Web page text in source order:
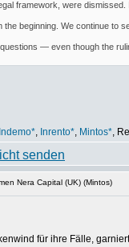
framework, were
beginning. We continue to
— even though the
Indemo*, Inrento*, Mintos*,
Nera Capital (UK) (Mintos)
für ihre Fälle,